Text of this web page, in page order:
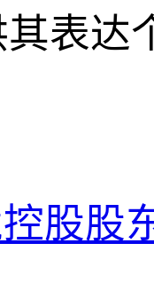
表达
股股